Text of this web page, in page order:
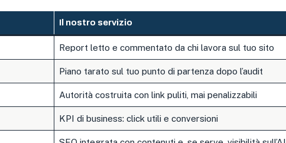
Il nostro servizio
Report letto e commentato da chi lavora sul tuo sito
Piano tarato sul tuo punto di partenza dopo l’audit
Autorità costruita con link puliti, mai penalizzabili
KPI di business: click utili e conversioni